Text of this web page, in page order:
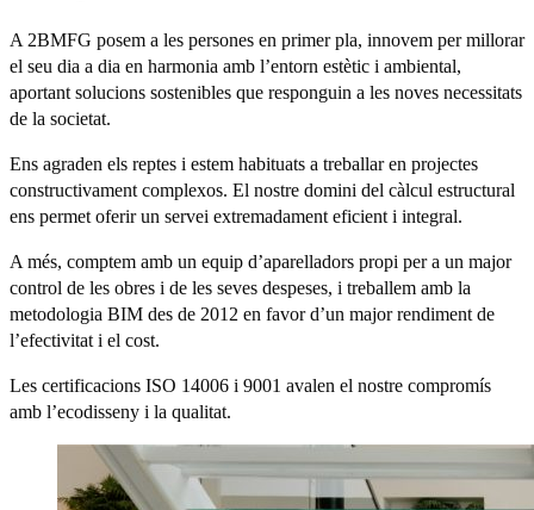
A 2BMFG posem a les persones en primer pla, innovem per millorar
el seu dia a dia en harmonia amb l’entorn estètic i ambiental,
aportant solucions sostenibles que responguin a les noves necessitats
de la societat.
Ens agraden els reptes i estem habituats a treballar en projectes
constructivament complexos. El nostre domini del càlcul estructural
ens permet oferir un servei extremadament eficient i integral.
A més, comptem amb un equip d’aparelladors propi per a un major
control de les obres i de les seves despeses, i treballem amb la
metodologia BIM des de 2012 en favor d’un major rendiment de
l’efectivitat i el cost.
Les certificacions ISO 14006 i 9001 avalen el nostre compromís
amb l’ecodisseny i la qualitat.